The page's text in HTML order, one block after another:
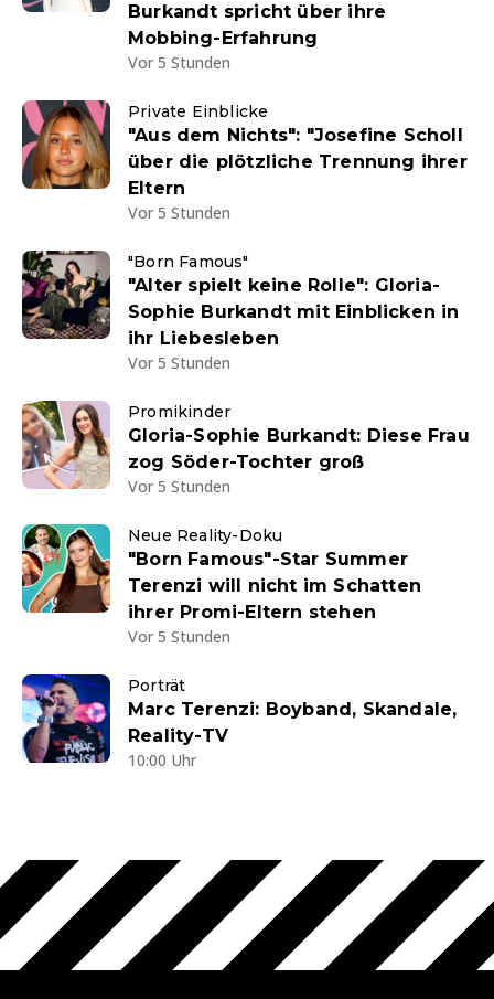
Burkandt spricht über ihre
Mobbing-Erfahrung
Vor 5 Stunden
Private Einblicke
"Aus dem Nichts": "Josefine Scholl
über die plötzliche Trennung ihrer
Eltern
Vor 5 Stunden
"Born Famous"
"Alter spielt keine Rolle": Gloria-
Sophie Burkandt mit Einblicken in
ihr Liebesleben
Vor 5 Stunden
Promikinder
Gloria-Sophie Burkandt: Diese Frau
zog Söder-Tochter groß
Vor 5 Stunden
Neue Reality-Doku
"Born Famous"-Star Summer
Terenzi will nicht im Schatten
ihrer Promi-Eltern stehen
Vor 5 Stunden
Porträt
Marc Terenzi: Boyband, Skandale,
Reality-TV
10:00 Uhr